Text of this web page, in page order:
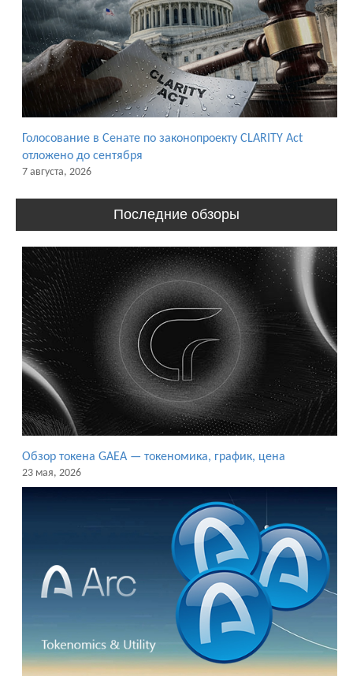
Голосование в Сенате по законопроекту CLARITY Act
отложено до сентября
7 августа, 2026
Последние обзоры
Обзор токена GAEA — токеномика, график, цена
23 мая, 2026